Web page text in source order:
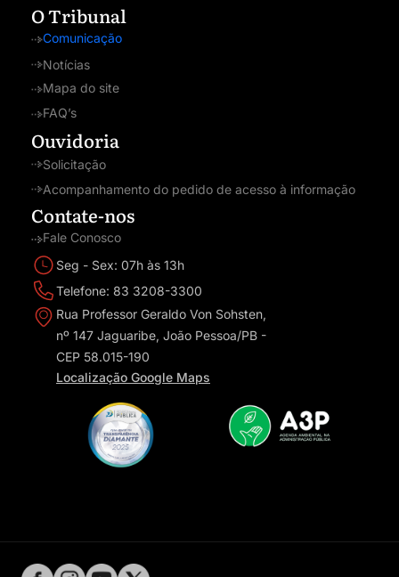
O Tribunal
Comunicação
Notícias
Mapa do site
FAQ’s
Ouvidoria
Solicitação
Acompanhamento do pedido de acesso à informação
Contate-nos
Fale Conosco
Seg - Sex: 07h às 13h
Telefone: 83 3208-3300
Rua Professor Geraldo Von Sohsten,
nº 147 Jaguaribe, João Pessoa/PB -
CEP 58.015-190
Localização Google Maps